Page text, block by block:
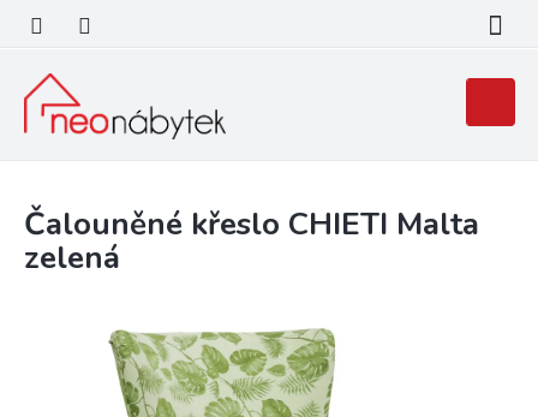
obsah
košík
Čalouněné křeslo CHIETI Malta
zelená